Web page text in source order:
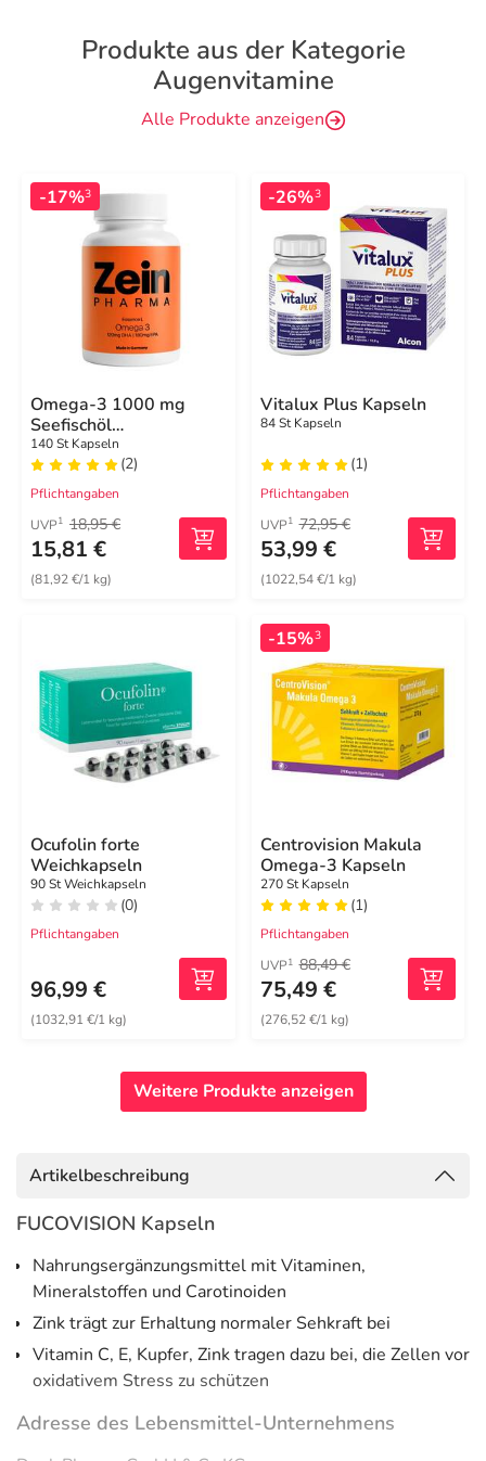
Produkte aus der Kategorie
Augenvitamine
Alle Produkte anzeigen
-17%3
Omega-3 1000 mg
Seefischöl
Softgelkapseln hochdo.
140 St Kapseln
(2)
Pflichtangaben
UVP1 18,95 €
15,81 €
(81,92 €/1 kg)
-26%3
Vitalux Plus Kapseln
84 St Kapseln
(1)
Pflichtangaben
UVP1 72,95 €
53,99 €
(1022,54 €/1 kg)
Ocufolin forte
Weichkapseln
90 St Weichkapseln
(0)
Pflichtangaben
96,99 €
(1032,91 €/1 kg)
-15%3
Centrovision Makula
Omega-3 Kapseln
270 St Kapseln
(1)
Pflichtangaben
UVP1 88,49 €
75,49 €
(276,52 €/1 kg)
Weitere Produkte anzeigen
Artikelbeschreibung
FUCOVISION Kapseln
Nahrungsergänzungsmittel mit Vitaminen,
Mineralstoffen und Carotinoiden
Zink trägt zur Erhaltung normaler Sehkraft bei
Vitamin C, E, Kupfer, Zink tragen dazu bei, die Zellen vor
oxidativem Stress zu schützen
Adresse des Lebensmittel-Unternehmens